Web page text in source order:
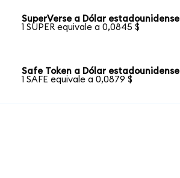
SuperVerse a Dólar estadounidense
1 SUPER equivale a 0,0845 $
Safe Token a Dólar estadounidense
1 SAFE equivale a 0,0879 $